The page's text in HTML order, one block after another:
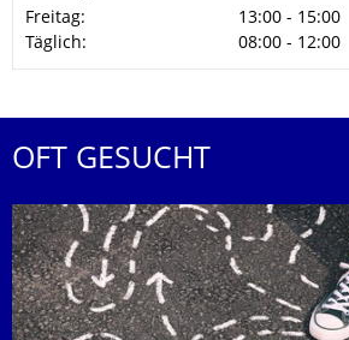
Freitag:
13:00 - 15:00
Täglich:
08:00 - 12:00
OFT GESUCHT